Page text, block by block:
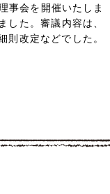
事会を開催いたしま
した。審議内容は、
改定などでした。